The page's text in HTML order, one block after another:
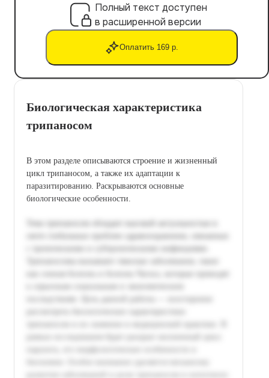
Полный текст доступен
в расширенной версии
Оплатить 169 р.
Биологическая характеристика
трипаносом
В этом разделе описываются строение и жизненный
цикл трипаносом, а также их адаптации к
паразитированию. Раскрываются основные
биологические особенности.